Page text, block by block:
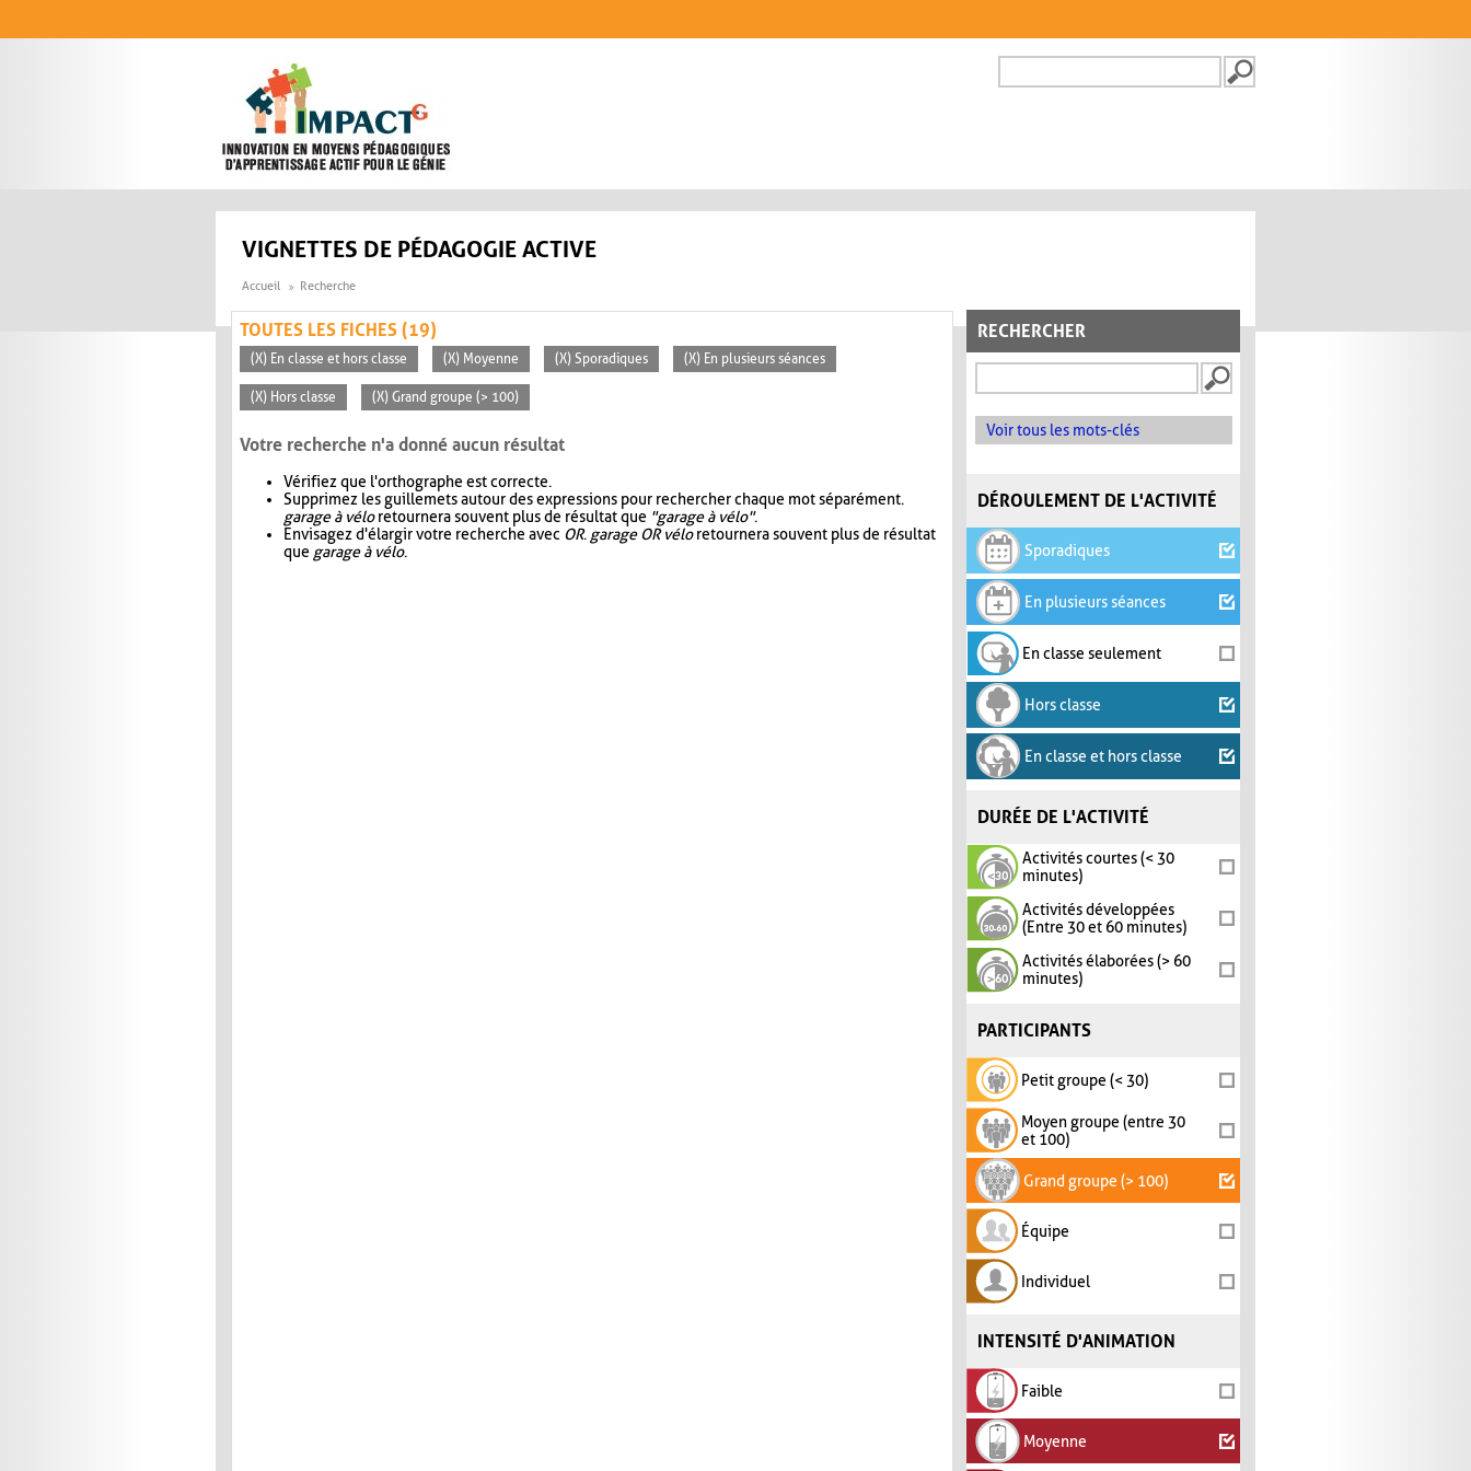
FORMULAIRE DE
VIGNETTES DE PÉDAGOGIE ACTIVE
Accueil Recherche
RECHERCHER
Voir tous les mots-clés
DÉROULEMENT DE L'ACTIVITÉ
Sporadiques
En plusieurs séances
En classe seulement
Hors classe
En classe et hors classe
DURÉE DE L'ACTIVITÉ
Activités courtes (< 30
minutes)
Activités développées
(Entre 30 et 60 minutes)
Activités élaborées (> 60
minutes)
PARTICIPANTS
Petit groupe (< 30)
Moyen groupe (entre 30
et 100)
Grand groupe (> 100)
Équipe
Individuel
INTENSITÉ D'ANIMATION
Faible
Moyenne
TOUTES LES FICHES (19)
(X) En classe et hors classe (X) Moyenne (X) Sporadiques (X) En plusieurs séances
(X) Hors classe (X) Grand groupe (> 100)
Votre recherche n'a donné aucun résultat
Vérifiez que l'orthographe est correcte.
Supprimez les guillemets autour des expressions pour rechercher chaque mot séparément.
garage à véloretournera souvent plus de résultat que "garage à vélo".
Envisagez d'élargir votre recherche avec OR. garage OR véloretournera souvent plus de résultat
que garage à vélo.